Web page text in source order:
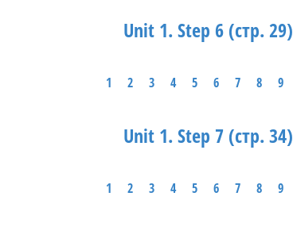
Unit 1. Step 6 (стр. 29)
1 2 3 4 5 6 7 8 9
Unit 1. Step 7 (стр. 34)
1 2 3 4 5 6 7 8 9